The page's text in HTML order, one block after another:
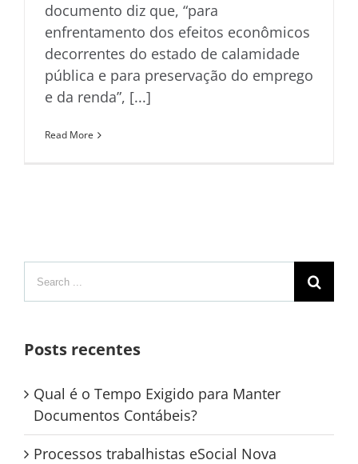
documento diz que, “para
enfrentamento dos efeitos econômicos
decorrentes do estado de calamidade
pública e para preservação do emprego
e da renda”, [...]
Read More
Posts recentes
Qual é o Tempo Exigido para Manter
Documentos Contábeis?
Processos trabalhistas eSocial Nova